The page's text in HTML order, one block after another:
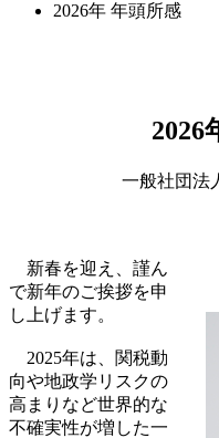
2026年 年頭所感
2026
一般社団法
新春を迎え、謹ん
で新年のご挨拶を申
し上げます。
2025年は、関税動
向や地政学リスクの
高まりなど世界的な
不確実性が増した一